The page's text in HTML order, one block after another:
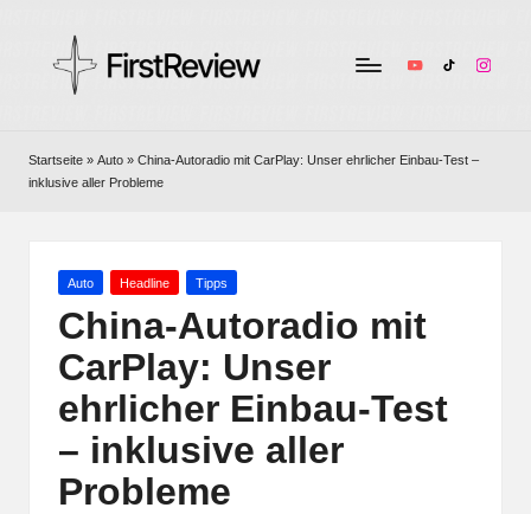
ir
ehrlich
unabhängig
YouTubeTikTok
Startseite » Auto » China-Autoradio mit CarPlay: Unser ehrlicher Einbau-Test –
inklusive aller Probleme
Posted
Auto Headline Tipps
China-Autoradio mit
CarPlay: Unser
ehrlicher Einbau-Test
– inklusive aller
Probleme